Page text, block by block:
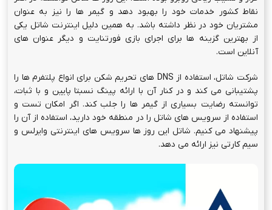
نقاط کشور خدمات خود را بهبود دهد و گیمر ها را نیز به عنوان
مشتریان خود در نظر داشته باشد. به همین دلیل اینترنت شاتل یکی
از بهترین گزینه ها برای اجرای بازی فورتنایت و دیگر عنوان های
آنلاین است.
شرکت شاتل، استفاده از DNS های تحریم شکن برای انواع پلتفرم ها را
پشتیبانی می کند و در کنار آن با ارائه پینگ نسبتا پایین و با ثبات،
توانسته رضایت بسیاری از گیمر ها را جلب کند. اگر امکان تست و
استفاده از سرویس های شاتل را در منطقه خود دارید، استفاده از آن را
پیشنهاد می کنیم. شاتل این روز ها سرویس های اینترنتی وایرلس و
سیم کارتی نیز ارائه می دهد.